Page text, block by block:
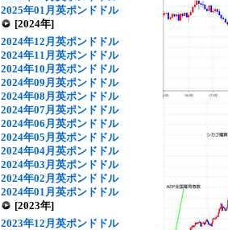
2025年01月英ポンドドル
[2024年]
2024年12月英ポンドドル
2024年11月英ポンドドル
2024年10月英ポンドドル
2024年09月英ポンドドル
2024年08月英ポンドドル
2024年07月英ポンドドル
2024年06月英ポンドドル
2024年05月英ポンドドル
2024年04月英ポンドドル
2024年03月英ポンドドル
2024年02月英ポンドドル
2024年01月英ポンドドル
[2023年]
2023年12月英ポンドドル